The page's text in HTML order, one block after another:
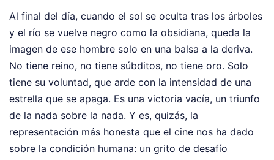
Al final del día, cuando el sol se oculta tras los árboles
y el río se vuelve negro como la obsidiana, queda la
imagen de ese hombre solo en una balsa a la deriva.
No tiene reino, no tiene súbditos, no tiene oro. Solo
tiene su voluntad, que arde con la intensidad de una
estrella que se apaga. Es una victoria vacía, un triunfo
de la nada sobre la nada. Y es, quizás, la
representación más honesta que el cine nos ha dado
sobre la condición humana: un grito de desafío